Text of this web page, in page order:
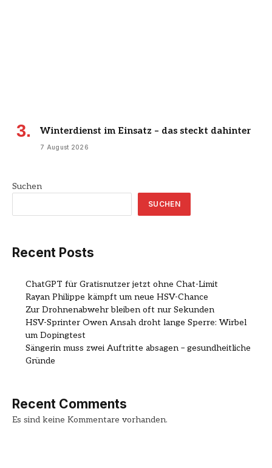
Winterdienst im Einsatz – das steckt dahinter
7 August 2026
Suchen
SUCHEN
Recent Posts
ChatGPT für Gratisnutzer jetzt ohne Chat-Limit
Rayan Philippe kämpft um neue HSV-Chance
Zur Drohnenabwehr bleiben oft nur Sekunden
HSV-Sprinter Owen Ansah droht lange Sperre: Wirbel
um Dopingtest
Sängerin muss zwei Auftritte absagen – gesundheitliche
Gründe
Recent Comments
Es sind keine Kommentare vorhanden.